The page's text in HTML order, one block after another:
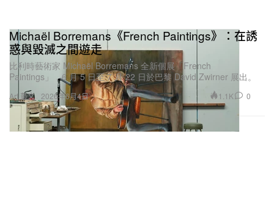
Art 藝文
Michaël Borremans《French Paintings》：在誘
惑與毀滅之間遊走
比利時藝術家 Michaël Borremans 全新個展「French
Paintings」，6 月 5 日至 7 月 22 日於巴黎 David Zwirner 展出。
2026年6月4日 1.1K 0